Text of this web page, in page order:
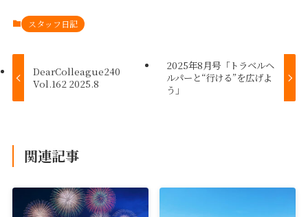
スタッフ日記
DearColleague240
Vol.162 2025.8
2025年8月号「トラベルヘ
ルパーと“行ける”を広げよ
う」
関連記事